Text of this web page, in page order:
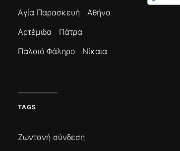
Αγία Παρασκευή
Αθήνα
Αρτέμιδα
Πάτρα
Παλαιό Φάληρο
Νίκαια
TAGS
Ζωντανή σύνδεση